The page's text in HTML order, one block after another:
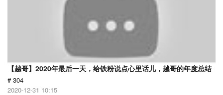
【越哥】2020年最后一天，给铁粉说点心里话儿，越哥的年度总结
# 304
2020-12-31 10:15